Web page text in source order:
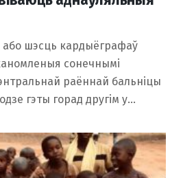
шэсць кардыёграфаў
сонечнымі
раённай бальніцы
гэты горад другім у…